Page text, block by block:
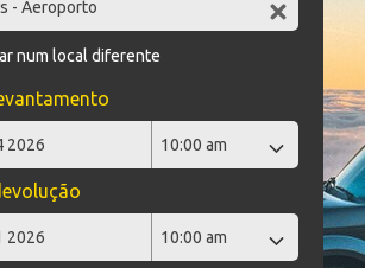
num local diferente